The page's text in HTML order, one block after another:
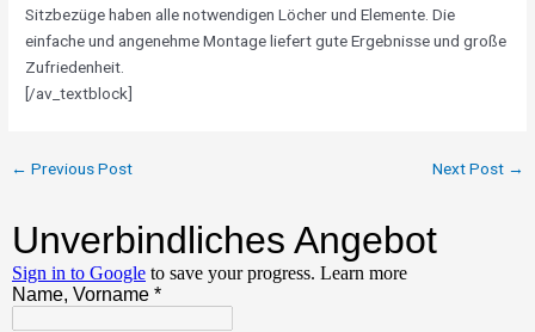
Sitzbezüge haben alle notwendigen Löcher und Elemente. Die
einfache und angenehme Montage liefert gute Ergebnisse und große
Zufriedenheit.
[/av_textblock]
← Previous Post Next Post →